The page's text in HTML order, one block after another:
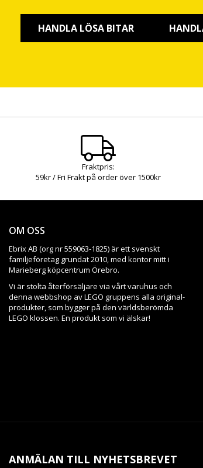
HANDLA LÖSA BITAR
Fraktpris:
59kr / Fri Frakt på order över 1500kr
OM OSS
Ebrix AB (org nr 559063-1825) är ett svenskt
familjeföretag grundat 2010, med kontor mitt i
Marieberg köpcentrum Örebro.
Vi är stolta återförsäljare via vårt varuhus och
denna webbshop av LEGO gruppens alla original-
produkter, som bygger på den världsberömda
LEGO klossen. En produkt som vi älskar!
ANMÄLAN TILL NYHETSBREVET